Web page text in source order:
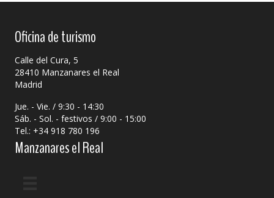
Oficina de turismo
Calle del Cura, 5
28410 Manzanares el Real
Madrid
Jue. - Vie. / 9:30 - 14:30
Sáb. - Sol. - festivos / 9:00 - 15:00
Tel.: +34 918 780 196
Manzanares el Real